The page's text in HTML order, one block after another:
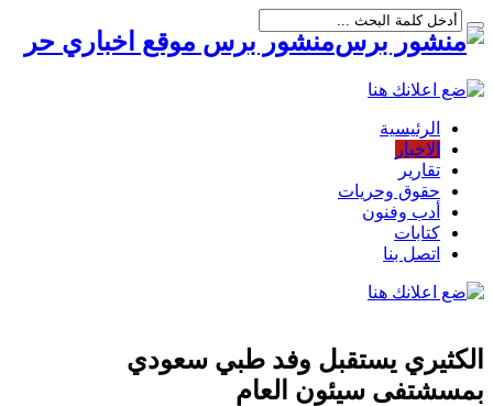
منشور برس موقع اخباري حر
الرئيسية
الاخبار
تقارير
حقوق وحريات
أدب وفنون
كتابات
اتصل بنا
الكثيري يستقبل وفد طبي سعودي
بمسشتفى سيئون العام